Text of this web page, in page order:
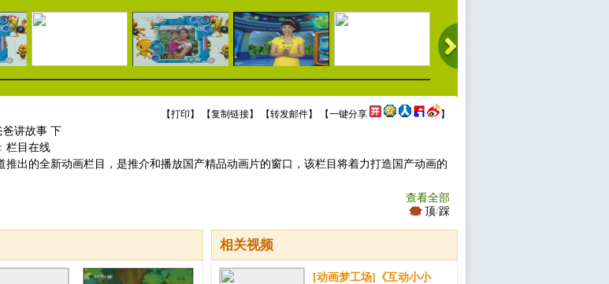
【打印 】 【复制链接】 【转发邮件】 【一键分享 】
爸讲故事 下
栏目在线
推出的全新动画栏目，是推介和播放国产精品动画片的窗口，该栏目将着力打造国产动画的
查看全部
顶/踩
相关视频
[动画梦工场]《互动小小